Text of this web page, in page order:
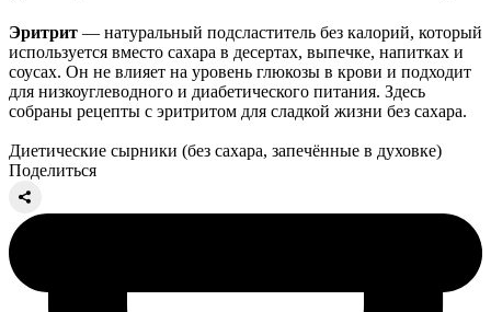
Эритрит — натуральный подсластитель без калорий, который
используется вместо сахара в десертах, выпечке, напитках и
соусах. Он не влияет на уровень глюкозы в крови и подходит
для низкоуглеводного и диабетического питания. Здесь
собраны рецепты с эритритом для сладкой жизни без сахара.
Диетические сырники (без сахара, запечённые в духовке)
Поделиться